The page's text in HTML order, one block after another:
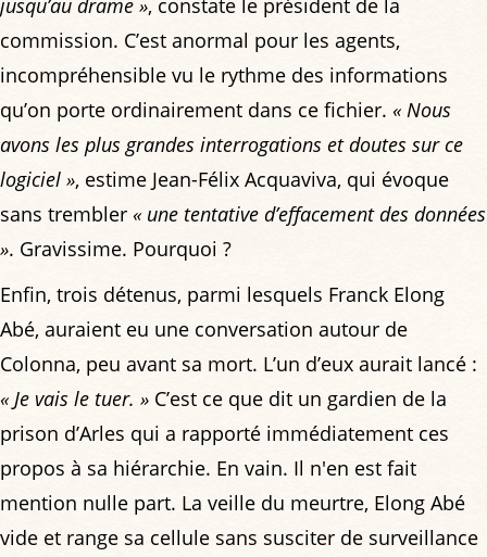
commission. C’est anormal pour les agents,
incompréhensible vu le rythme des informations
qu’on porte ordinairement dans ce fichier. « Nous
avons les plus grandes interrogations et doutes sur ce
logiciel », estime Jean-Félix Acquaviva, qui évoque
sans trembler « une tentative d’effacement des données
». Gravissime. Pourquoi ?
Enfin, trois détenus, parmi lesquels Franck Elong
Abé, auraient eu une conversation autour de
Colonna, peu avant sa mort. L’un d’eux aurait lancé :
« Je vais le tuer. » C’est ce que dit un gardien de la
prison d’Arles qui a rapporté immédiatement ces
propos à sa hiérarchie. En vain. Il n'en est fait
mention nulle part. La veille du meurtre, Elong Abé
vide et range sa cellule sans susciter de surveillance